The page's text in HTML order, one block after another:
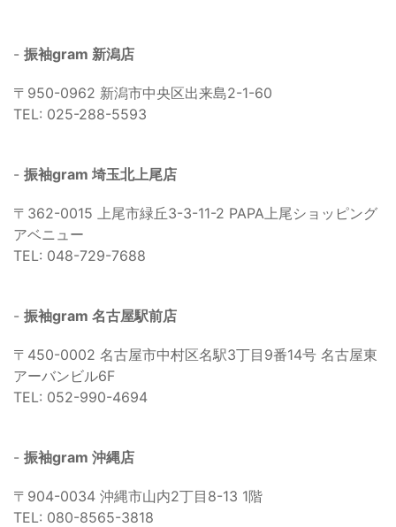
- 振袖gram 新潟店
〒950-0962 新潟市中央区出来島2-1-60
TEL: 025-288-5593
- 振袖gram 埼玉北上尾店
〒362-0015 上尾市緑丘3-3-11-2 PAPA上尾ショッピング
アベニュー
TEL: 048-729-7688
- 振袖gram 名古屋駅前店
〒450-0002 名古屋市中村区名駅3丁目9番14号 名古屋東
アーバンビル6F
TEL: 052-990-4694
- 振袖gram 沖縄店
〒904-0034 沖縄市山内2丁目8-13 1階
TEL: 080-8565-3818